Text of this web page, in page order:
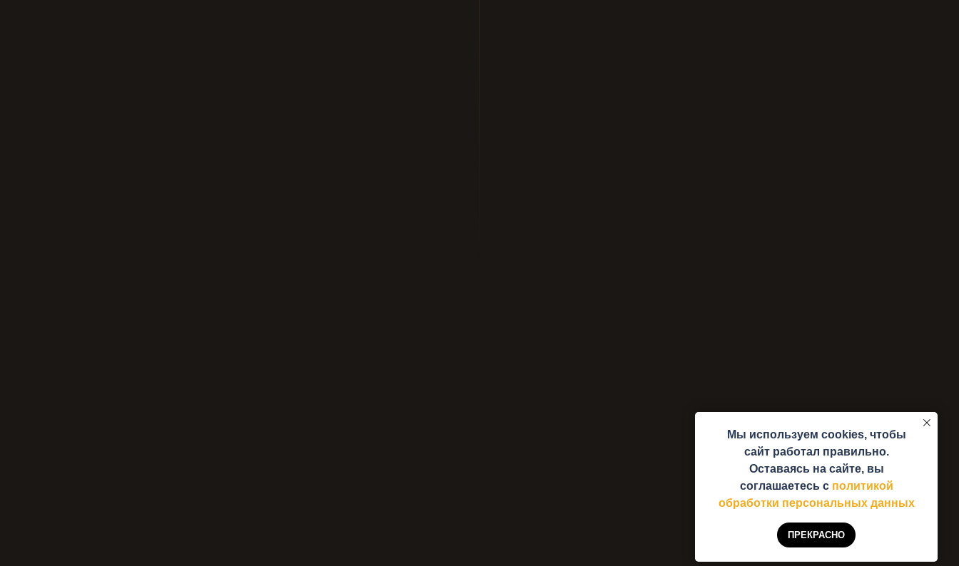
Мы используем cookies, чтобы
сайт работал правильно.
Оставаясь на сайте, вы
соглашаетесь с политикой
обработки персональных данных
ПРЕКРАСНО